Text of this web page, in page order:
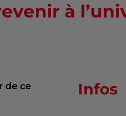
à
de ce
Infos